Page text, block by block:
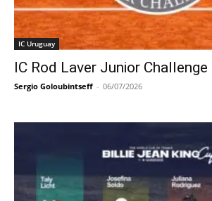
IC Uruguay
IC Rod Laver Junior Challenge
Sergio Goloubintseff - 06/07/2026